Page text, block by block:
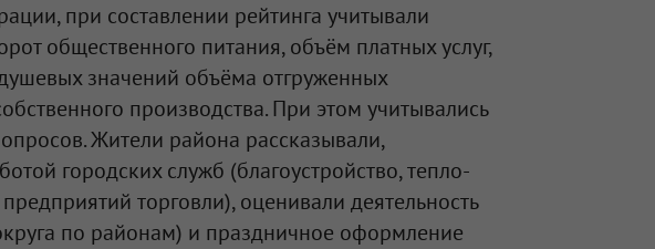
при составлении рейтинга учитывали
общественного питания, объём платных услуг,
значений объёма отгруженных
производства. При этом учитывались
Жители района рассказывали,
городских служб (благоустройство, тепло-
торговли), оценивали деятельность
по районам) и праздничное оформление